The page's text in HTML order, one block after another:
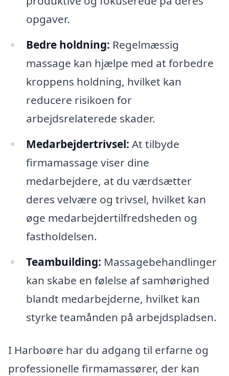
opgaver.
Bedre holdning: Regelmæssig
massage kan hjælpe med at forbedre
kroppens holdning, hvilket kan
reducere risikoen for
arbejdsrelaterede skader.
Medarbejdertrivsel: At tilbyde
firmamassage viser dine
medarbejdere, at du værdsætter
deres velvære og trivsel, hvilket kan
øge medarbejdertilfredsheden og
fastholdelsen.
Teambuilding: Massagebehandlinger
kan skabe en følelse af samhørighed
blandt medarbejderne, hvilket kan
styrke teamånden på arbejdspladsen.
I Harboøre har du adgang til erfarne og
professionelle firmamassører, der kan